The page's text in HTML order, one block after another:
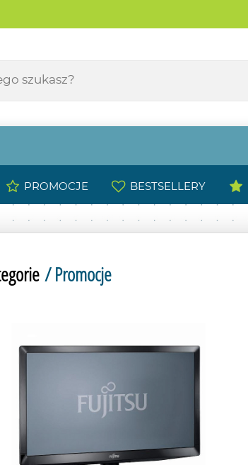
PROMOCJE BESTSELLERY
/ Promocje